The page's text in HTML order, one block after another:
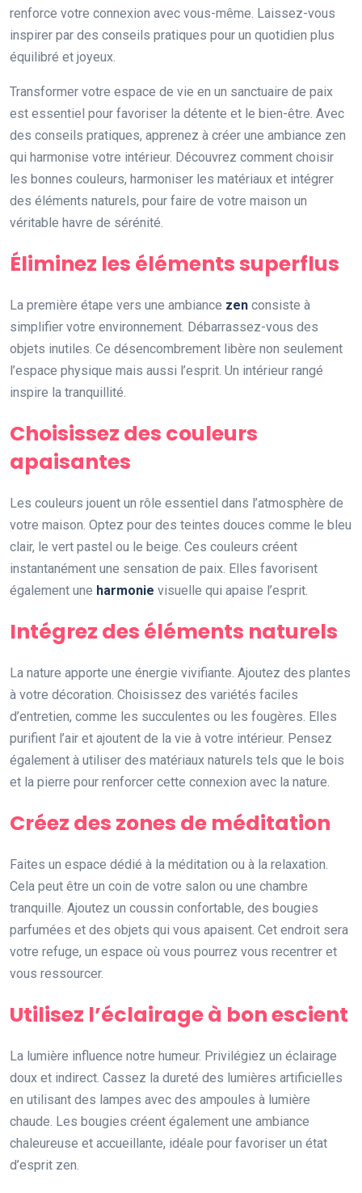
renforce votre connexion avec vous-même. Laissez-vous
inspirer par des conseils pratiques pour un quotidien plus
équilibré et joyeux.
Transformer votre espace de vie en un sanctuaire de paix
est essentiel pour favoriser la détente et le bien-être. Avec
des conseils pratiques, apprenez à créer une ambiance zen
qui harmonise votre intérieur. Découvrez comment choisir
les bonnes couleurs, harmoniser les matériaux et intégrer
des éléments naturels, pour faire de votre maison un
véritable havre de sérénité.
Éliminez les éléments superflus
La première étape vers une ambiance zen consiste à
simplifier votre environnement. Débarrassez-vous des
objets inutiles. Ce désencombrement libère non seulement
l’espace physique mais aussi l’esprit. Un intérieur rangé
inspire la tranquillité.
Choisissez des couleurs
apaisantes
Les couleurs jouent un rôle essentiel dans l’atmosphère de
votre maison. Optez pour des teintes douces comme le bleu
clair, le vert pastel ou le beige. Ces couleurs créent
instantanément une sensation de paix. Elles favorisent
également une harmonie visuelle qui apaise l’esprit.
Intégrez des éléments naturels
La nature apporte une énergie vivifiante. Ajoutez des plantes
à votre décoration. Choisissez des variétés faciles
d’entretien, comme les succulentes ou les fougères. Elles
purifient l’air et ajoutent de la vie à votre intérieur. Pensez
également à utiliser des matériaux naturels tels que le bois
et la pierre pour renforcer cette connexion avec la nature.
Créez des zones de méditation
Faites un espace dédié à la méditation ou à la relaxation.
Cela peut être un coin de votre salon ou une chambre
tranquille. Ajoutez un coussin confortable, des bougies
parfumées et des objets qui vous apaisent. Cet endroit sera
votre refuge, un espace où vous pourrez vous recentrer et
vous ressourcer.
Utilisez l’éclairage à bon escient
La lumière influence notre humeur. Privilégiez un éclairage
doux et indirect. Cassez la dureté des lumières artificielles
en utilisant des lampes avec des ampoules à lumière
chaude. Les bougies créent également une ambiance
chaleureuse et accueillante, idéale pour favoriser un état
d’esprit zen.